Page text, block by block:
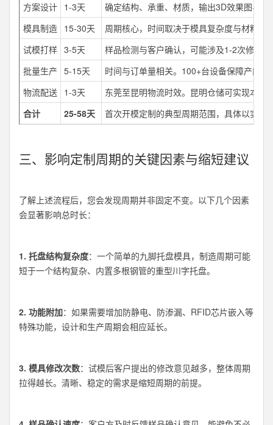
方案设计 1-3天
确定结构、承重、材质，输出3D效果图与方
模具制造 15-30天
周期核心，时间取决于模具复杂度与材料。
试模打样 3-5天
样品检测与客户确认，可能涉及1-2次修改。
批量生产 5-15天
时间与订单量相关。100+台设备保障产能。
物流配送 1-3天
东莞至昆明物流时效。昆明仓储可实现本地
合计
25-58天 首次开模定制的典型周期范围，具体以实际
三、影响定制周期的关键因素与缩短建议
了解上述流程后，您会发现周期并非固定不变。以下几个因素
会显著影响总时长：
1. 托盘结构复杂度：一个简单的九脚托盘模具，制造周期可能
短于一个结构复杂、内置多根钢管的重型川字托盘。
2. 功能附加：如果需要增加防静电、防渗漏、RFID芯片嵌入等
特殊功能，设计和生产周期会相应延长。
3. 模具修改次数：试模后客户提出的修改意见越多，整体周期
拉得越长。清晰、稳定的需求是缩短周期的前提。